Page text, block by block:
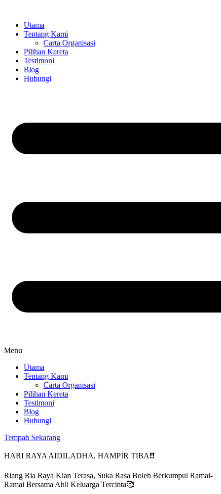
contentUtama
Tentang Kami
Carta Organisasi
Pilihan Kereta
Testimoni
Blog
Hubungi
Menu
Utama
Tentang Kami
Carta Organisasi
Pilihan Kereta
Testimoni
Blog
Hubungi
Tempah Sekarang
HARI RAYA AIDILADHA, HAMPIR TIBA❗❗
Riang Ria Raya Kian Terasa, Suka Rasa Boleh Berkumpul Ramai-
Ramai Bersama Ahli Keluarga Tercinta🥰